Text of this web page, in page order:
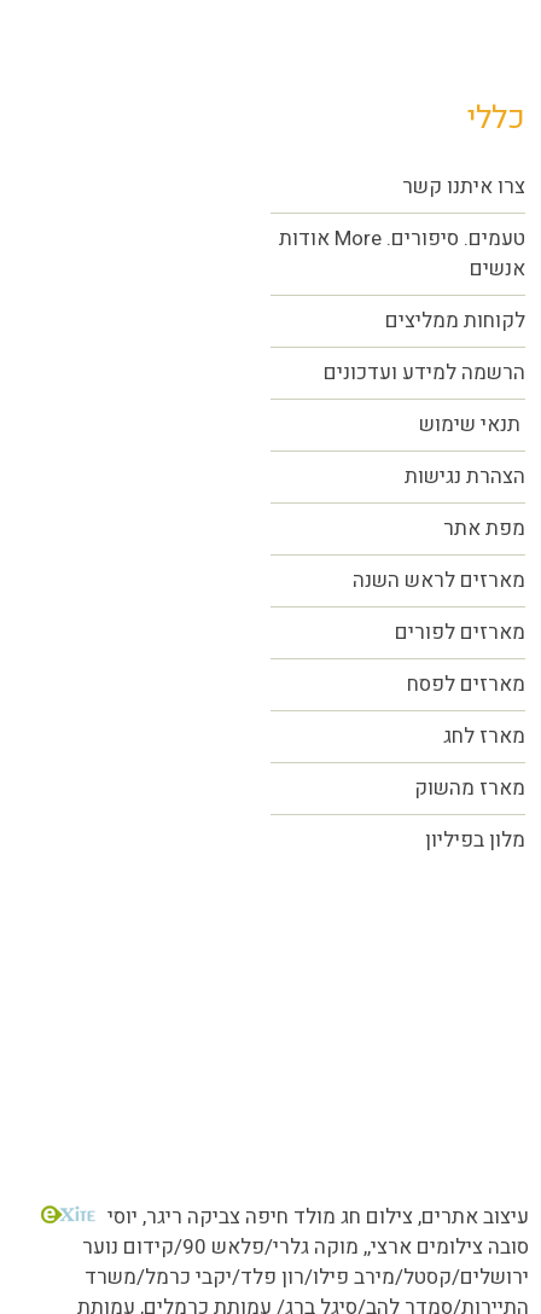
כללי
צרו איתנו קשר
אודות More טעמים. סיפורים.
אנשים
לקוחות ממליצים
הרשמה למידע ועדכונים
הצהרת נגישות
מפת אתר
מארזים לראש השנה
מארזים לפורים
מארזים לפסח
מארז לחג
מארז מהשוק
מלון בפיליון
עיצוב אתרים, צילום חג מולד חיפה צביקה ריגר, יוסי
סובה צילומים ארצי,, מוקה גלרי/
פלאש 90/קידום נוער
ירושלים/קסטל/מירב פילו/רון פלד/יקבי כרמל/משרד
התיירות/סמדר להב/סיגל ברג/ עמותת כרמלים, עמותת